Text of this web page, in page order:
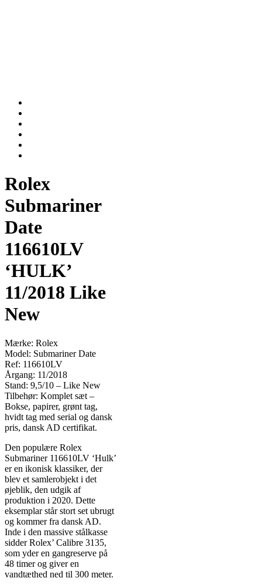
Rolex
Submariner
Date
116610LV
‘HULK’
11/2018 Like
New
Mærke: Rolex
Model: Submariner Date
Ref: 116610LV
Årgang: 11/2018
Stand: 9,5/10 – Like New
Tilbehør: Komplet sæt –
Bokse, papirer, grønt tag,
hvidt tag med serial og dansk
pris, dansk AD certifikat.
Den populære Rolex
Submariner 116610LV ‘Hulk’
er en ikonisk klassiker, der
blev et samlerobjekt i det
øjeblik, den udgik af
produktion i 2020. Dette
eksemplar står stort set ubrugt
og kommer fra dansk AD.
Inde i den massive stålkasse
sidder Rolex’ Calibre 3135,
som yder en gangreserve på
48 timer og giver en
vandtæthed ned til 300 meter.